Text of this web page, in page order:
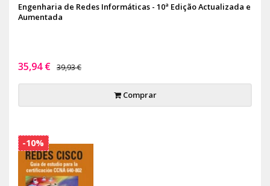
Engenharia de Redes Informáticas - 10ª Edição Actualizada e
Aumentada
35,94 € 39,93 €
Comprar
-10%